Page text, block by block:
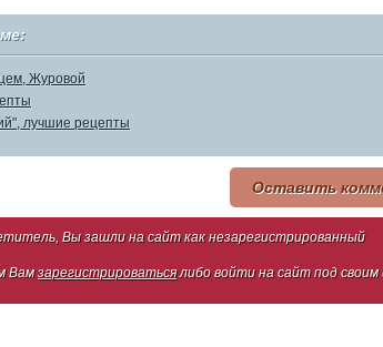
Журовой
лучшие рецепты
Оставить
Вы зашли на сайт как незарегистрированный
Вамзарегистрироватьсялибо войти на сайт под своим